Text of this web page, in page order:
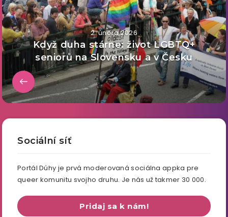
2. února 2026
Když duha stárne: život LGBTQ+
seniorů na Slovensku a v Česku
Sociální síť
Portál Dúhy je prvá moderovaná sociálna appka pre
queer komunitu svojho druhu. Je nás už takmer 30 000.
Pridaj sa k nám!